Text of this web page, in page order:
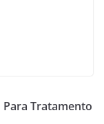
Tratamento